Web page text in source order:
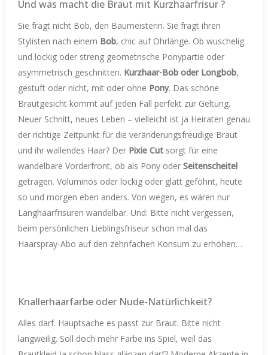
Und was macht die Braut mit Kurzhaarfrisur ?
Sie fragt nicht Bob, den Baumeisterin. Sie fragt ihren
Stylisten nach einem Bob, chic auf Ohrlänge. Ob wuschelig
und lockig oder streng geometrische Ponypartie oder
asymmetrisch geschnitten. Kurzhaar-Bob oder Longbob,
gestuft oder nicht, mit oder ohne Pony. Das schöne
Brautgesicht kommt auf jeden Fall perfekt zur Geltung.
Neuer Schnitt, neues Leben – vielleicht ist ja Heiraten genau
der richtige Zeitpunkt für die veränderungsfreudige Braut
und ihr wallendes Haar? Der Pixie Cut sorgt für eine
wandelbare Vorderfront, ob als Pony oder Seitenscheitel
getragen. Voluminös oder lockig oder glatt geföhnt, heute
so und morgen eben anders. Von wegen, es wären nur
Langhaarfrisuren wandelbar. Und: Bitte nicht vergessen,
beim persönlichen Lieblingsfriseur schon mal das
Haarspray-Abo auf den zehnfachen Konsum zu erhöhen…
Knallerhaarfarbe oder Nude-Natürlichkeit?
Alles darf. Hauptsache es passt zur Braut. Bitte nicht
langweilig. Soll doch mehr Farbe ins Spiel, weil das